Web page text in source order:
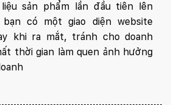
sản phẩm lần đầu tiên lên
bạn có một giao diện website
khi ra mắt, tránh cho doanh
thời gian làm quen ảnh hưởng